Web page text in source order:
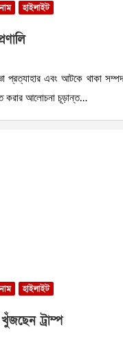
হাইলাইট
প্রত্যাহার এবং আটকে থাকা
করার আলোচনা চূড়ান্ত…
হাইলাইট
ট্রাম্প